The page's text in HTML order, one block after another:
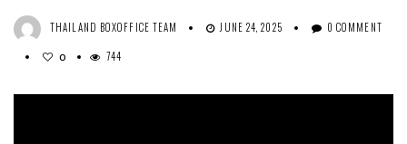
THAILAND BOXOFFICE TEAM JUNE 24, 2025 0 COMMENT
0 744